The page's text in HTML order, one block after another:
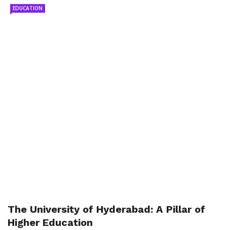
EDUCATION
The University of Hyderabad: A Pillar of
Higher Education